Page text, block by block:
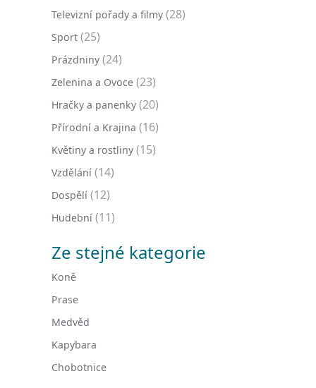
Televizní pořady a filmy (28)
Sport (25)
Prázdniny (24)
Zelenina a Ovoce (23)
Hračky a panenky (20)
Přírodní a Krajina (16)
Květiny a rostliny (15)
Vzdělání (14)
Dospělí (12)
Hudební (11)
Ze stejné kategorie
Koně
Prase
Medvěd
Kapybara
Chobotnice